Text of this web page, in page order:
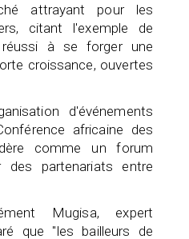
attrayant pour les
citant l'exemple de
à se forger une
croissance, ouvertes
d'événements
africaine des
comme un forum
des partenariats entre
Mugisa, expert
que "les bailleurs de